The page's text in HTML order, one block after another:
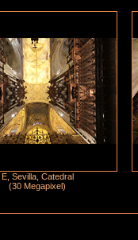
E, Sevilla, Catedral
(30 Megapixel)